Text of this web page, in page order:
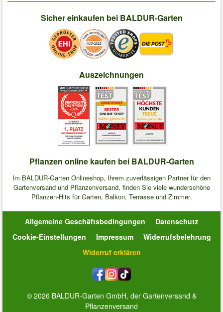
Sicher einkaufen bei BALDUR-Garten
Auszeichnungen
Pflanzen online kaufen bei BALDUR-Garten
Im BALDUR-Garten Onlineshop, Ihrem zuverlässigen Partner für den
Gartenversand und Pflanzenversand, finden Sie viele wunderschöne
Pflanzen-Hits für Garten, Balkon, Terrasse und Zimmer.
Allgemeine Geschäftsbedingungen
Datenschutz
Cookie-Einstellungen
Impressum
Widerrufsbelehrung
Widerruf erklären
© 2026 BALDUR-Garten GmbH, der Gartenversand &
Pflanzenversand